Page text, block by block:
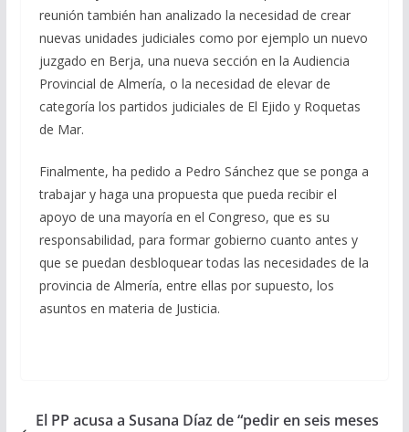
reunión también han analizado la necesidad de crear
nuevas unidades judiciales como por ejemplo un nuevo
juzgado en Berja, una nueva sección en la Audiencia
Provincial de Almería, o la necesidad de elevar de
categoría los partidos judiciales de El Ejido y Roquetas
de Mar.
Finalmente, ha pedido a Pedro Sánchez que se ponga a
trabajar y haga una propuesta que pueda recibir el
apoyo de una mayoría en el Congreso, que es su
responsabilidad, para formar gobierno cuanto antes y
que se puedan desbloquear todas las necesidades de la
provincia de Almería, entre ellas por supuesto, los
asuntos en materia de Justicia.
El PP acusa a Susana Díaz de “pedir en seis meses